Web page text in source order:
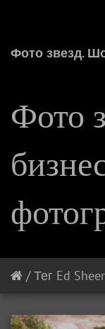
Фото звезд.
Фото
/Тег Ed